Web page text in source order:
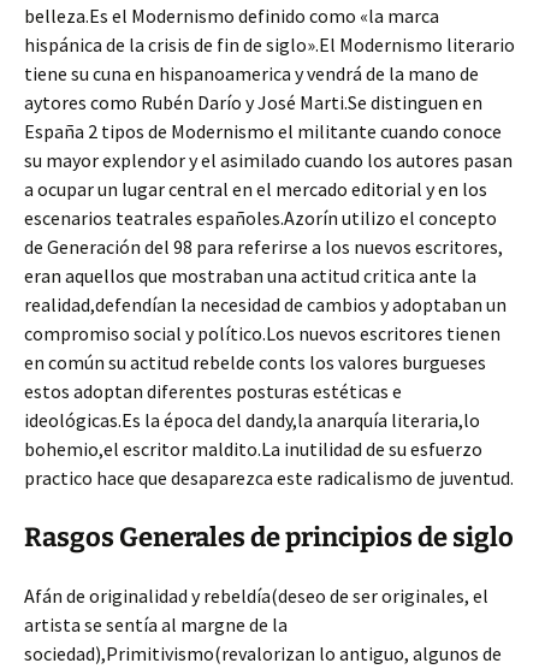
belleza.Es el Modernismo definido como «la marca
hispánica de la crisis de fin de siglo».El Modernismo literario
tiene su cuna en hispanoamerica y vendrá de la mano de
aytores como Rubén Darío y José Marti.Se distinguen en
España 2 tipos de Modernismo el militante cuando conoce
su mayor explendor y el asimilado cuando los autores pasan
a ocupar un lugar central en el mercado editorial y en los
escenarios teatrales españoles.Azorín utilizo el concepto
de Generación del 98 para referirse a los nuevos escritores,
eran aquellos que mostraban una actitud critica ante la
realidad,defendían la necesidad de cambios y adoptaban un
compromiso social y político.Los nuevos escritores tienen
en común su actitud rebelde conts los valores burgueses
estos adoptan diferentes posturas estéticas e
ideológicas.Es la época del dandy,la anarquía literaria,lo
bohemio,el escritor maldito.La inutilidad de su esfuerzo
practico hace que desaparezca este radicalismo de juventud.
Rasgos Generales de principios de siglo
Afán de originalidad y rebeldía(deseo de ser originales, el
artista se sentía al margne de la
sociedad),Primitivismo(revalorizan lo antiguo, algunos de